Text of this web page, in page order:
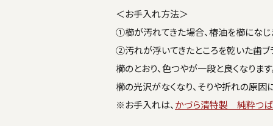
＜お手入れ方法＞
①櫛が汚れてきた場合、椿油を櫛になじ
②汚れが浮いてきたところを乾いた歯ブ
櫛のとおり、色つやが一段と良くなりま
櫛の光沢がなくなり、そりや折れの原因
※お手入れは、かづら清特製 純粋つ